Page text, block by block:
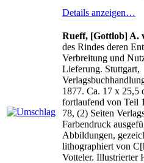
Details anzeigen…
Rueff, [Gottlob] A.
des Rindes deren
Verbreitung und
Lieferung. Stuttgart,
1877. Ca. 17 x 25,5
fortlaufend von Teil
78, (2) Seiten
Farbendruck
Abbildungen,
lithographiert von
Votteler. Illustrierter